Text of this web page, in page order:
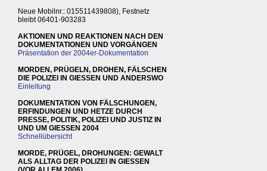
Neue Mobilnr.: 015511439808), Festnetz
bleibt 06401-903283
AKTIONEN UND REAKTIONEN NACH DEN
DOKUMENTATIONEN UND VORGÄNGEN
Präsentation der 2004er-Dokumentation
MORDEN, PRÜGELN, DROHEN, FÄLSCHEN
DIE POLIZEI IN GIESSEN UND ANDERSWO
Einleitung
DOKUMENTATION VON FÄLSCHUNGEN,
ERFINDUNGEN UND HETZE DURCH
PRESSE, POLITIK, POLIZEI UND JUSTIZ IN
UND UM GIESSEN 2004
Schnellübersicht
MORDE, PRÜGEL, DROHUNGEN: GEWALT
ALS ALLTAG DER POLIZEI IN GIESSEN